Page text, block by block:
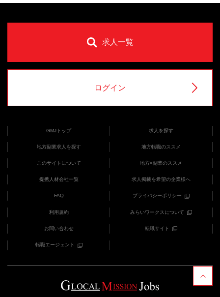
求人一覧
ログイン
GMJトップ 求人を探す
地方副業求人を探す 地方転職のススメ
このサイトについて 地方×副業のススメ
提携人材会社一覧 求人掲載を希望の企業様へ
FAQ プライバシーポリシー
利用規約 みらいワークスについて
お問い合わせ 転職サイト
転職エージェント